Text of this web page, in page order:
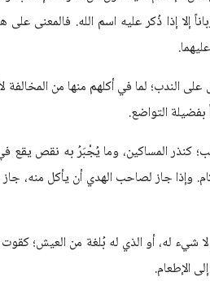
إلا إذا ذُكر عليه اسم الله. فالمعنى
الندب؛ لما في أكلهم منها من المخالفة
بفضيلة التواضع.
كنذر المساكين، وما يُجْبَرُ به نقص
وإذا جاز لصاحب الهدي أن يأكل منه،
شيء له، أو الذي له بُلغة من العيش؛
الإطعام.